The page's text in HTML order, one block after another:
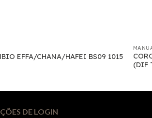
EFFA/CHANA/HAFEI BS09 1015
(DIF
DE LOGIN